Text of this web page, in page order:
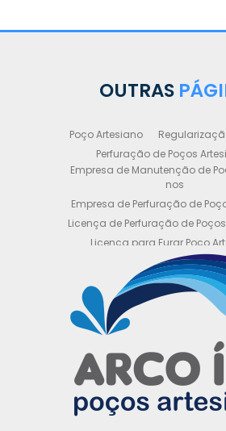
OUTRAS
Poço Artesiano
Perfuração de Poços
Empresa de Manutenção de
nos
Empresa de Perfuração de
Licença de Perfuração de
Licença para Furar Poço
Licença para Perfuração de
Licença para Poço Semi
Manutenção de Poço Semi
Manutenção Preventiva de
Obtenha sua Licença de
o Artesiano
Orçamento de Poço Semi
Orçamento para Perfuração de
ano